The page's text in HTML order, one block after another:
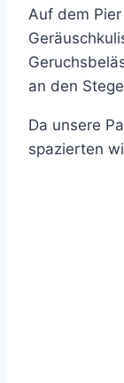
Auf dem
an den
Da unsere
spazierten